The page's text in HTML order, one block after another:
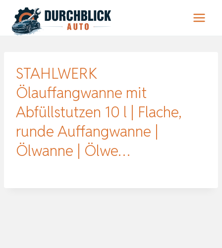
Inhalt
springen
STAHLWERK
Ölauffangwanne mit
Abfüllstutzen 10 l | Flache,
runde Auffangwanne |
Ölwanne | Ölwe…